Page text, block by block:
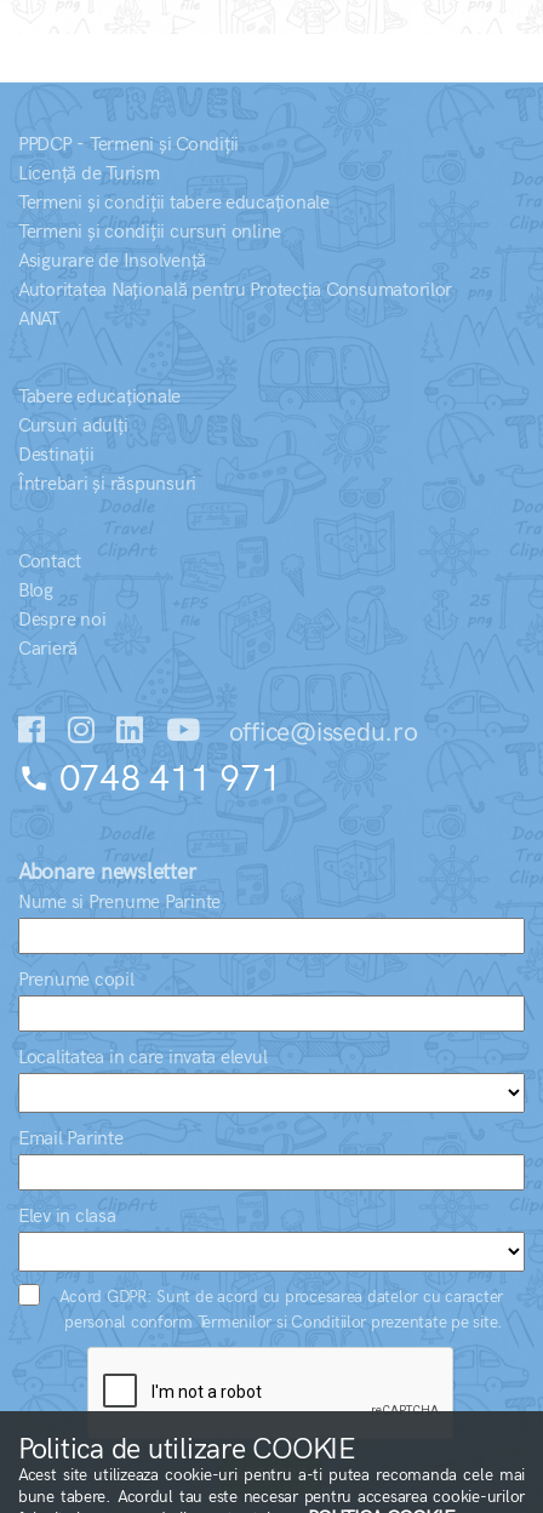
Politica de utilizare COOKIE
Acest site utilizeaza cookie-uri pentru a-ti putea recomanda cele mai
bune tabere. Acordul tau este necesar pentru accesarea cookie-urilor
PPDCP - Termeni și Condiții
Licență de Turism
Termeni și condiții tabere educaționale
Termeni și condiții cursuri online
Asigurare de Insolvență
Autoritatea Națională pentru Protecția Consumatorilor
ANAT
Tabere educaționale
Cursuri adulți
Destinații
Întrebari și răspunsuri
Contact
Blog
Despre noi
Carieră
office@issedu.ro
phone 0748 411 971
Abonare newsletter
Nume si Prenume Parinte
Prenume copil
Localitatea in care invata elevul
Email Parinte
Elev in clasa
Acord GDPR: Sunt de acord cu procesarea datelor cu caracter
personal conform Termenilor si Conditiilor prezentate pe site.